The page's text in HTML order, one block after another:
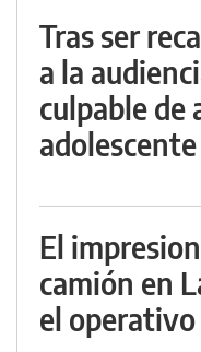
Tras ser
a la
culpable de
adolescente
El
camión en
el